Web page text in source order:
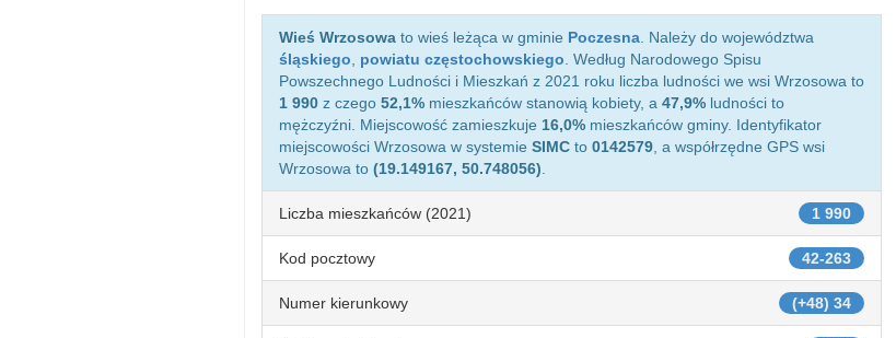
Wieś Wrzosowa to wieś leżąca w gminie Poczesna . Należy do województwa
śląskiego
powiatu częstochowskiego . Według Narodowego Spisu
Powszechnego Ludności i Mieszkań z 2021 roku liczba ludności we wsi Wrzosowa to
1 990 z czego 52,1% mieszkańców stanowią kobiety, a 47,9% ludności to
mężczyźni. Miejscowość zamieszkuje 16,0% mieszkańców gminy. Identyfikator
miejscowości Wrzosowa w systemie SIMC to 0142579 , a współrzędne GPS wsi
Wrzosowa to (19.149167, 50.748056)
1 990
Liczba mieszkańców (2021)
42-263
Kod pocztowy
(+48) 34
Numer kierunkowy